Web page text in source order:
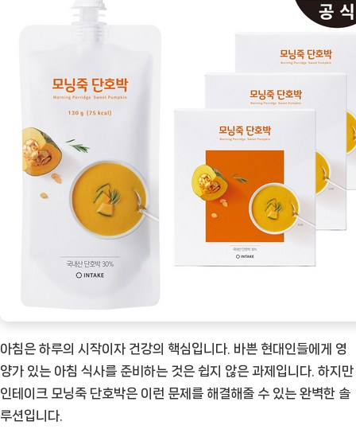
침
사
완
아침은 하루의 시작이자 건강의 핵심입니다. 바쁜 현대인들에게 영
양가 있는 아침 식사를 준비하는 것은 쉽지 않은 과제입니다. 하지만
인테이크 모닝죽 단호박은 이런 문제를 해결해줄 수 있는 완벽한 솔
루션입니다.